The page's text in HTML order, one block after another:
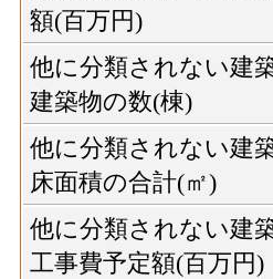
額(百万円)
他に分類されない建
建築物の数(棟)
他に分類されない建
床面積の合計(㎡)
他に分類されない建
工事費予定額(百万円)